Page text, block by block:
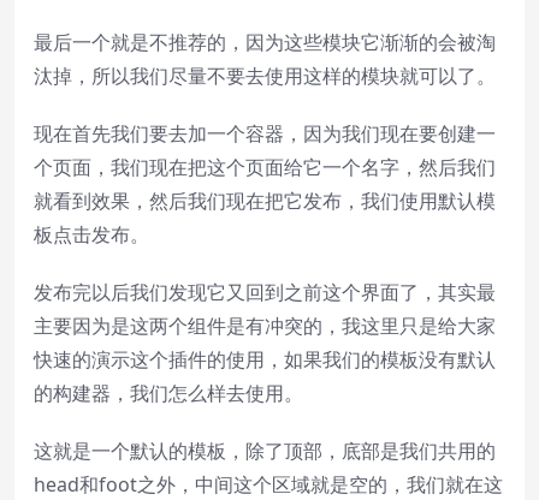
最后一个就是不推荐的，因为这些模块它渐渐的会被淘
汰掉，所以我们尽量不要去使用这样的模块就可以了。
现在首先我们要去加一个容器，因为我们现在要创建一
个页面，我们现在把这个页面给它一个名字，然后我们
就看到效果，然后我们现在把它发布，我们使用默认模
板点击发布。
发布完以后我们发现它又回到之前这个界面了，其实最
主要因为是这两个组件是有冲突的，我这里只是给大家
快速的演示这个插件的使用，如果我们的模板没有默认
的构建器，我们怎么样去使用。
这就是一个默认的模板，除了顶部，底部是我们共用的
head和foot之外，中间这个区域就是空的，我们就在这